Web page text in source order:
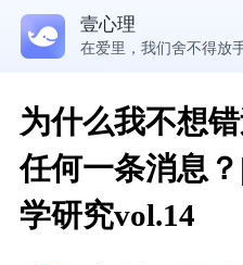
壹心理
5300万人在这里获得专
为什么我不想
任何一条消息
学研究vol.14